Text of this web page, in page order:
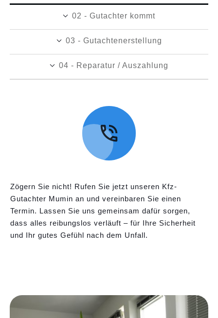
02 - Gutachter kommt
03 - Gutachtenerstellung
04 - Reparatur / Auszahlung
Zögern Sie nicht! Rufen Sie jetzt unseren Kfz-
Gutachter Mumin an und vereinbaren Sie einen
Termin. Lassen Sie uns gemeinsam dafür sorgen,
dass alles reibungslos verläuft – für Ihre Sicherheit
und Ihr gutes Gefühl nach dem Unfall.